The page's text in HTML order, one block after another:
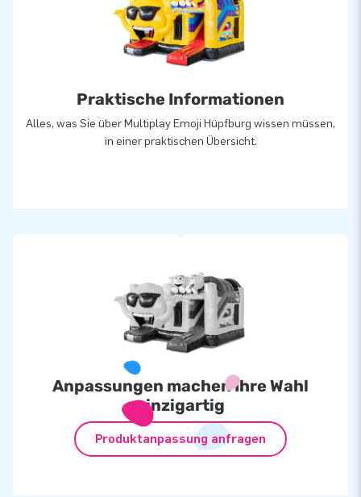
Praktische Informationen
Alles, was Sie über Multiplay Emoji Hüpfburg wissen müssen,
in einer praktischen Übersicht.
Anpassungen machen Ihre Wahl
einzigartig
Produktanpassung anfragen